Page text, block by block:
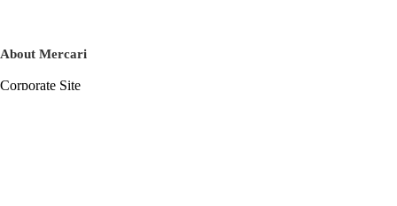
About Mercari
Corporate Site